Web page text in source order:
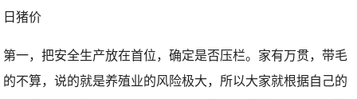
第一，把安全生产放在首位，确定是否压栏。家有万贯，带毛
的不算，说的就是养殖业的风险极大，所以大家就根据自己的